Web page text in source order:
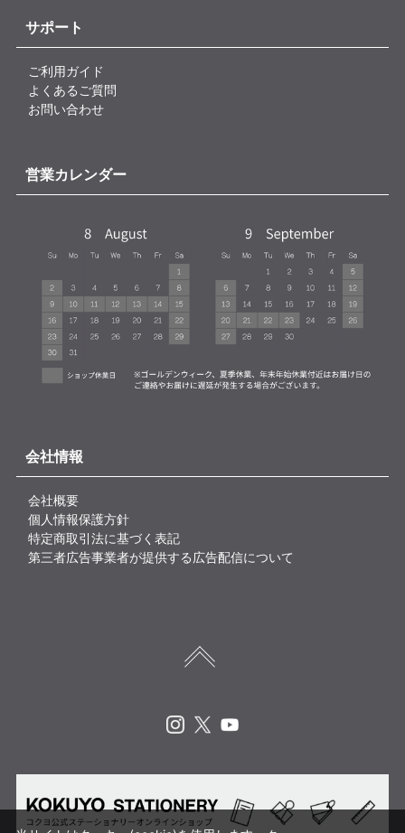
サポート
ご利用ガイド
よくあるご質問
お問い合わせ
営業カレンダー
会社情報
会社概要
個人情報保護方針
特定商取引法に基づく表記
第三者広告事業者が提供する広告配信について